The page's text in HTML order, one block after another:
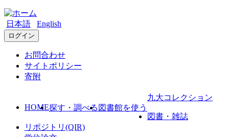
日本語 English
ログイン
お問合わせ
サイトポリシー
寄附
HOME探す・調べる 図書館を使う
九大コレクション
図書・雑誌
リポジトリ(QIR)